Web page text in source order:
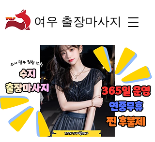
여우 출장마사지